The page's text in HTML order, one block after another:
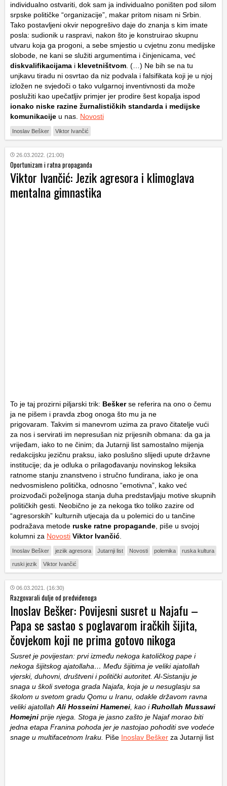
individualno ostvariti, dok sam ja individualno poništen pod silom
srpske političke “organizacije”, makar pritom nisam ni Srbin.
Tako postavljeni okvir nepogrešivo daje do znanja s kim imate
posla: sudionik u raspravi, nakon što je konstruirao skupnu
utvaru koja ga progoni, a sebe smjestio u cvjetnu zonu medijske
slobode, ne kani se služiti argumentima i činjenicama, već
diskvalifikacijama i klevetništvom . (…) Ne bih se na tu
unjkavu tiradu ni osvrtao da niz podvala i falsifikata koji je u njoj
izložen ne svjedoči o tako vulgarnoj inventivnosti da može
poslužiti kao upečatljiv primjer jer prodire šest kopalja ispod
ionako niske razine žurnalističkih standarda i medijske
komunikacije u nas. Novosti
Inoslav Bešker Viktor Ivančić
26.03.2022. (21:00)
Oportunizam i ratna propaganda
Viktor Ivančić: Jezik agresora i klimoglava
mentalna gimnastika
To je taj prozirni piljarski trik: Beškerse referira na ono o čemu
ja ne pišem i pravda zbog onoga što mu ja ne
prigovaram. Takvim si manevrom uzima za pravo čitatelje vući
za nos i servirati im nepresušan niz prijesnih obmana: da ga ja
vrijeđam, iako to ne činim; da Jutarnji list samostalno mijenja
redakcijsku jezičnu praksu, iako poslušno slijedi upute državne
institucije; da je odluka o prilagođavanju novinskog leksika
ratnome stanju znanstveno i stručno fundirana, iako je ona
nedvosmisleno politička, odnosno “emotivna”, kako već
proizvođači poželjnoga stanja duha predstavljaju motive skupnih
političkih gesti. Neobično je za nekoga tko toliko zazire od
“agresorskih” kulturnih utjecaja da u polemici do u tančine
podražava metode ruske ratne propagande , piše u svojoj
kolumni za Novosti Viktor Ivančić
Inoslav Bešker jeziik agresora Jutarnji list Novosti polemika ruska kultura
ruski jezik Viktor Ivančić
06.03.2021. (16:30)
Razgovarali dulje od predviđenoga
Inoslav Bešker: Povijesni susret u Najafu –
Papa se sastao s poglavarom iračkih šijita,
čovjekom koji ne prima gotovo nikoga
Susret je povijestan: prvi između nekoga katoličkog pape i
nekoga šijitskog ajatollaha… Među šijitima je veliki ajatollah
vjerski, duhovni, društveni i politički autoritet. Al-Sistaniju je
snaga u školi svetoga grada Najafa, koja je u nesuglasju sa
školom u svetom gradu Qomu u Iranu, odakle državom ravna
veliki ajatollah Ali Hosseini Hamenei , kao iRuhollah Mussawi
Homejni prije njega. Stoga je jasno zašto je Najaf morao biti
jedna etapa Franina pohoda jer je nastojao pohoditi sve vodeće
snage u multifacetnom Iraku. Piše Inoslav Bešker za Jutarnji list